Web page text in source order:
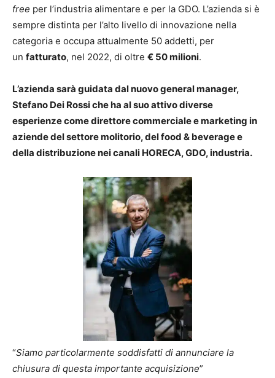
free per l’industria alimentare e per la GDO. L’azienda si è
sempre distinta per l’alto livello di innovazione nella
categoria e occupa attualmente 50 addetti, per
un fatturato, nel 2022, di oltre € 50 milioni.
L’azienda sarà guidata dal nuovo general manager,
Stefano Dei Rossi che ha al suo attivo diverse
esperienze come direttore commerciale e marketing in
aziende del settore molitorio, del food & beverage e
della distribuzione nei canali HORECA, GDO, industria.
“Siamo particolarmente soddisfatti di annunciare la
chiusura di questa importante acquisizione”